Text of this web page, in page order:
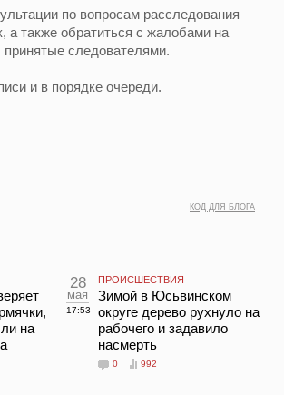
по вопросам расследования
а также обратиться с жалобами на
следователями.
и в порядке очереди.
КОД ДЛЯ БЛОГА
на
28
мая
17:53
ПРОИСШЕСТВИЯ
Зимой в Юсьвинском
округе дерево рухнуло на
рабочего и задавило
насмерть
0 992